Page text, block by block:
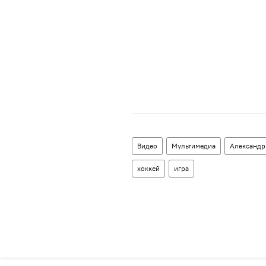
Видео Мультимедиа
хоккей игра